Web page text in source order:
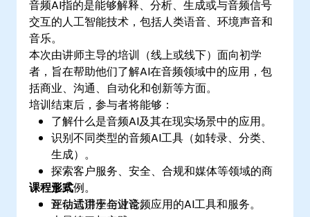
音频AI指的是能够解释、分析、生成或与音频信号
交互的人工智能技术，包括人类语音、环境声音和
音乐。
本次由讲师主导的培训（线上或线下）面向初学
者，旨在帮助他们了解AI在音频领域中的应用，包
括商业、沟通、自动化和创新等方面。
培训结束后，参与者将能够：
了解什么是音频AI及其在现实场景中的应用。
识别不同类型的音频AI工具（如转录、分类、
生成）。
探索客户服务、安全、合规和媒体等领域的商
业案例。
评估适用于企业音频应用的AI工具和服务。
课程形式
互动式讲座与讨论。